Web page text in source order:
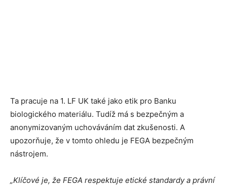
Ta pracuje na 1. LF UK také jako etik pro Banku
biologického materiálu. Tudíž má s bezpečným a
anonymizovaným uchováváním dat zkušenosti. A
upozorňuje, že v tomto ohledu je FEGA bezpečným
nástrojem.
„Klíčové je, že FEGA respektuje etické standardy a právní